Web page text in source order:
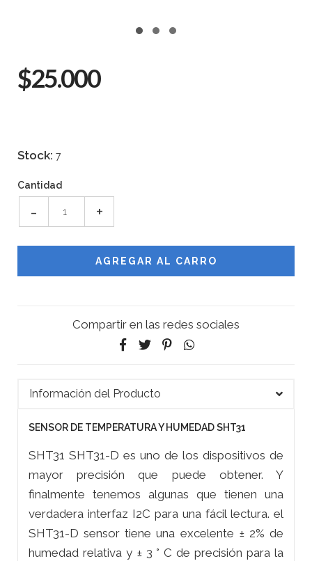
$25.000
Stock: 7
Cantidad
- +
Compartir en las redes sociales
Información del Producto
SENSOR DE TEMPERATURA Y HUMEDAD SHT31
SHT31 SHT31-D es uno de los dispositivos de
mayor precisión que puede obtener. Y
finalmente tenemos algunas que tienen una
verdadera interfaz I2C para una fácil lectura. el
SHT31-D sensor tiene una excelente ± 2% de
humedad relativa y ± 3 ° C de precisión para la